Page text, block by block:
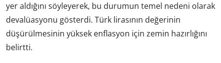
yer aldığını söyleyerek, bu durumun temel nedeni olarak
devalüasyonu gösterdi. Türk lirasının değerinin
düşürülmesinin yüksek enflasyon için zemin hazırlığını
belirtti.